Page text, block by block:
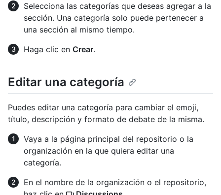
Selecciona las categorías que deseas agregar a la
sección. Una categoría solo puede pertenecer a
una sección al mismo tiempo.
Haga clic en Crear.
Editar una categoría
Puedes editar una categoría para cambiar el emoji,
título, descripción y formato de debate de la misma.
Vaya a la página principal del repositorio o la
organización en la que quiera editar una
categoría.
En el nombre de la organización o el repositorio,